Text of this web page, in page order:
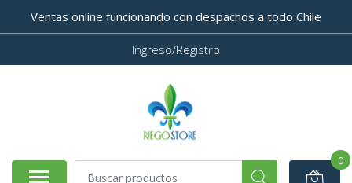
Ventas online funcionando con despachos a todo Chile
Ingreso/Registro
0